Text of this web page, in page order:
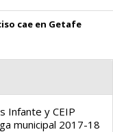
cae en Getafe
Infante y CEIP
municipal 2017-18